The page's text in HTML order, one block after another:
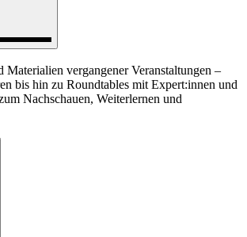
Materialien vergangener Veranstaltungen –
bis hin zu Roundtables mit Expert:innen und
Nachschauen, Weiterlernen und